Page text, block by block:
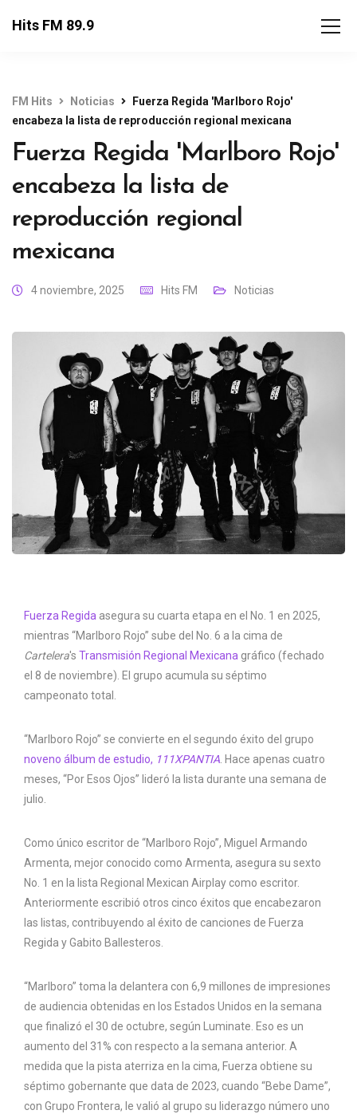
Hits FM 89.9
FM Hits Noticias
Fuerza Regida 'Marlboro Rojo'
encabeza la lista de reproducción regional mexicana
Fuerza Regida 'Marlboro Rojo'
encabeza la lista de
reproducción regional
mexicana
4 noviembre, 2025 Hits FM Noticias
Fuerza Regida asegura su cuarta etapa en el No. 1 en 2025,
mientras “Marlboro Rojo” sube del No. 6 a la cima de
Cartelera's Transmisión Regional Mexicana gráfico (fechado
el 8 de noviembre). El grupo acumula su séptimo
campeonato total.
“Marlboro Rojo” se convierte en el segundo éxito del grupo
noveno álbum de estudio, 111XPANTIA . Hace apenas cuatro
meses, “Por Esos Ojos” lideró la lista durante una semana de
julio.
Como único escritor de “Marlboro Rojo”, Miguel Armando
Armenta, mejor conocido como Armenta, asegura su sexto
No. 1 en la lista Regional Mexican Airplay como escritor.
Anteriormente escribió otros cinco éxitos que encabezaron
las listas, contribuyendo al éxito de canciones de Fuerza
Regida y Gabito Ballesteros.
“Marlboro” toma la delantera con 6,9 millones de impresiones
de audiencia obtenidas en los Estados Unidos en la semana
que finalizó el 30 de octubre, según Luminate. Eso es un
aumento del 31% con respecto a la semana anterior. A
medida que la pista aterriza en la cima, Fuerza obtiene su
séptimo gobernante que data de 2023, cuando “Bebe Dame”,
con Grupo Frontera, le valió al grupo su liderazgo número uno